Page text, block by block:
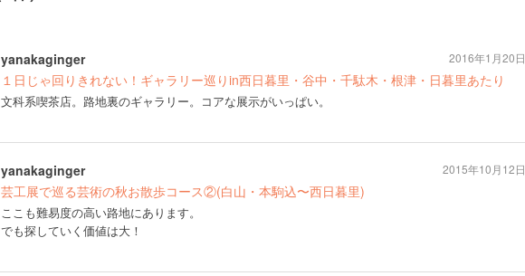
yanakaginger
１日じゃ回りきれない！ギャラリー巡りin西日暮里・谷中・千駄木・根津・日暮里あたり
文科系喫茶店。路地裏のギャラリー。コアな展示がいっぱい。
2016年1月20日
yanakaginger
芸工展で巡る芸術の秋お散歩コース②(白山・本駒込〜西日暮里)
ここも難易度の高い路地にあります。
でも探していく価値は大！
2015年10月12日